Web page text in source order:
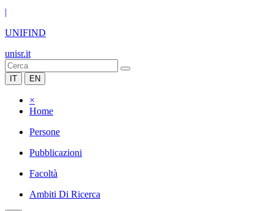
|
UNIFIND
unisr.it
IT EN
×
Home
Persone
Pubblicazioni
Facoltà
Ambiti Di Ricerca